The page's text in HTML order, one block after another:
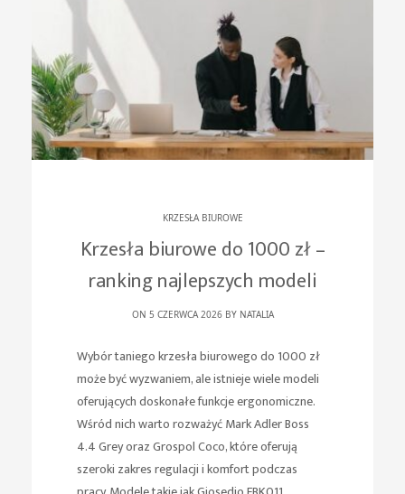
KRZESŁA BIUROWE
Krzesła biurowe do 1000 zł –
ranking najlepszych modeli
ON 5 CZERWCA 2026 BY NATALIA
Wybór taniego krzesła biurowego do 1000 zł
może być wyzwaniem, ale istnieje wiele modeli
oferujących doskonałe funkcje ergonomiczne.
Wśród nich warto rozważyć Mark Adler Boss
4.4 Grey oraz Grospol Coco, które oferują
szeroki zakres regulacji i komfort podczas